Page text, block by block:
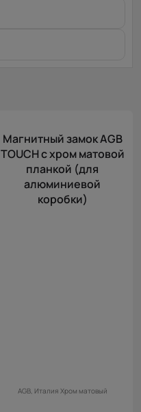
Магнитный замок AGB
TOUCH с хром матовой
планкой (для
алюминиевой
коробки)
AGB, Италия Хром матовый